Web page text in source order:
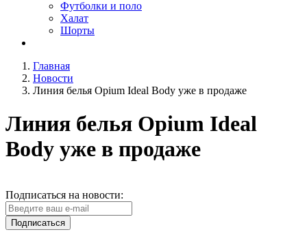
Футболки и поло
Халат
Шорты
Главная
Новости
Линия белья Opium Ideal Body уже в продаже
Линия белья Opium Ideal
Body уже в продаже
Подписаться на новости:
Подписаться